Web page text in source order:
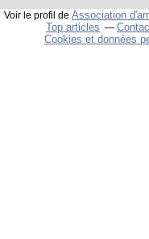
Voir le profil de Association
Top articles
Cookies et données